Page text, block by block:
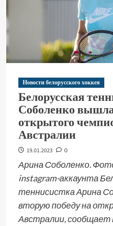
Новости белорусского хоккея
Белорусская
Соболенко
открытого
Австралии
19.01.2023 0
Арина Соболенко.
instagram-аккаунта
теннисистка Арина
вторую победу на
Австралии, сообщает